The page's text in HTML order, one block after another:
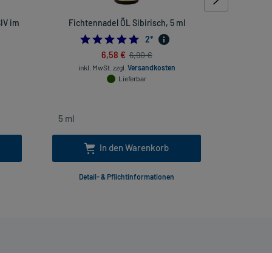
im Fichtennadel ÖL Sibirisch, 5 ml
5.0
2*
6,58 € 6,90 €
inkl. MwSt. zzgl. Versandkosten
Lieferbar
In den Warenkorb
Detail- & Pflichtinformationen